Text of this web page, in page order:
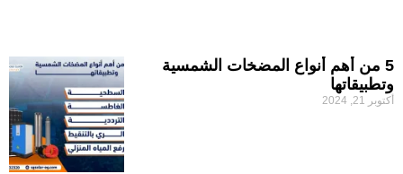
5 من أهم أنواع المضخات الشمسية
وتطبيقاتها
أكتوبر 21, 2024